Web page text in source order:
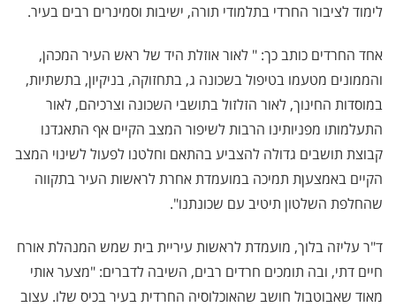
לימוד לציבור החרדי בתלמודי תורה, ישיבות וסמינרים רבים בעיר.
אחד החרדים כותב כך: " לאור אוזלת היד של ראש העיר המכהן,
והממונים מטעמו בטיפול בשכונה ג, בתחזוקה, בניקיון, בתשתיות,
במוסדות החינוך, לאור הזלזול בתושבי השכונה וצרכיהם, לאור
התעלמותו מפניותינו הרבות לשיפור המצב הקיים אף התאגדנו
קבוצת תושבים גדולה להצביע בהתאם וחלטנו לפעול לשינוי המצב
הקיים באמצעןת תמיכה במועמדת אחרת לראשות העיר בתקווה
שהחלפת השלטון תיטיב עם שכונתנו".
ד"ר עליזה בלוך, מועמדת לראשות עיריית בית שמש המנהלת אורח
חיים דתי, ובה תומכים חרדים רבים, השיבה לדברים: "מצער אותי
מאוד שאבוטבול חושב שהאוכלוסיה החרדית בעיר בכיס שלו. עצוב